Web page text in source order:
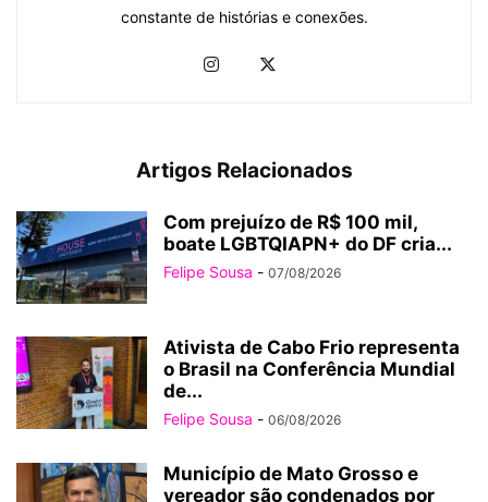
constante de histórias e conexões.
Artigos Relacionados
Com prejuízo de R$ 100 mil,
boate LGBTQIAPN+ do DF cria...
Felipe Sousa - 07/08/2026
Ativista de Cabo Frio representa
o Brasil na Conferência Mundial
de...
Felipe Sousa - 06/08/2026
Município de Mato Grosso e
vereador são condenados por